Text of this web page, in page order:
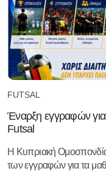
FUTSAL
Έναρξη εγγραφών για
Futsal
Η Κυπριακή
των εγγραφών για τα